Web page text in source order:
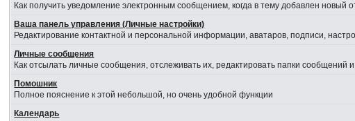
Как получить уведомление электронным сообщением, когда в тему добавлен новый
Ваша панель управления (Личные настройки)
Редактирование контактной и персональной информации, аватаров, подписи,
Личные сообщения
Как отсылать личные сообщения, отслеживать их, редактировать папки сообщений
Помошник
Полное пояснение к этой небольшой, но очень удобной функции
Календарь